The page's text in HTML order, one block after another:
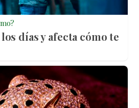
días y afecta cómo te